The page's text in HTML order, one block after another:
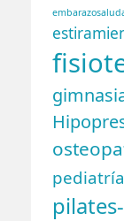
pediatría